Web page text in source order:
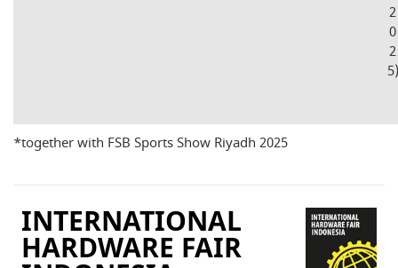
2
0
2
5)
*together with FSB Sports Show Riyadh 2025
INTERNATIONAL
HARDWARE FAIR